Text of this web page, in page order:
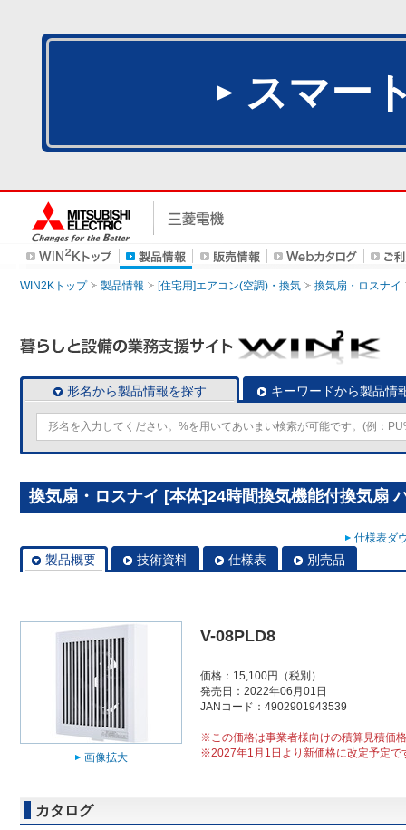
スマー
WIN2Kトップ 製品情報 [住宅用]エアコン(空調)・換気 換気扇・ロスナイ
形名から製品情報を探す キーワードから製品情
換気扇・ロスナイ [本体]24時間換気機能付換気扇
仕様表ダ
製品概要 技術資料 仕様表 別売品
画像拡大
V-08PLD8
価格：15,100円（税別）
発売日：2022年06月01日
JANコード：4902901943539
※この価格は事業者様向けの積算見積価
※2027年1月1日より新価格に改定予定で
カタログ